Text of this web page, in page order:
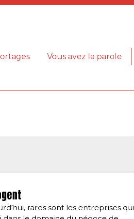
Vous avez la parole
rares sont les entreprises qui